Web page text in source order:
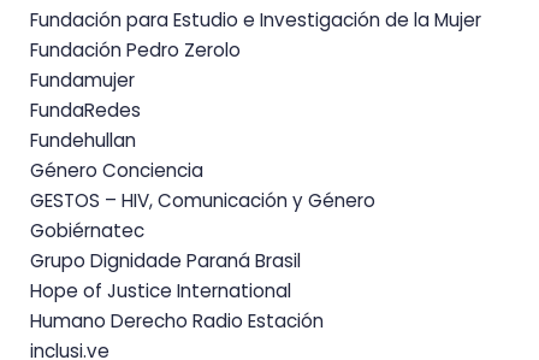
Fundación para Estudio e Investigación de la Mujer
Fundación Pedro Zerolo
Fundamujer
FundaRedes
Fundehullan
Género Conciencia
GESTOS – HIV, Comunicación y Género
Gobiérnatec
Grupo Dignidade Paraná Brasil
Hope of Justice International
Humano Derecho Radio Estación
inclusi.ve